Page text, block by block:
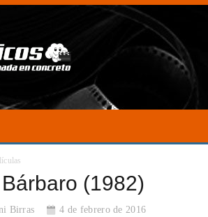
(1982)
Birras
4 de febrero de 2016